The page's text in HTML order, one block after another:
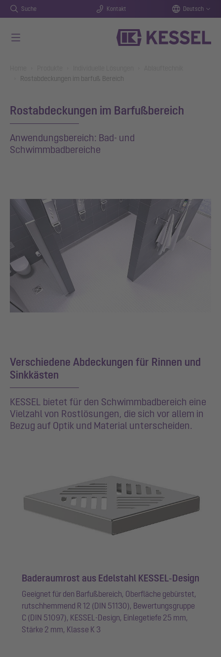
Suche Kontakt Deutsch
Rostabdeckungen im barfuß Bereich
Rostabdeckungen im Barfußbereich
Anwendungsbereich: Bad- und
Schwimmbadbereiche
Verschiedene Abdeckungen für Rinnen und
Sinkkästen
KESSEL bietet für den Schwimmbadbereich eine
Vielzahl von Rostlösungen, die sich vor allem in
Bezug auf Optik und Material unterscheiden.
Baderaumrost aus Edelstahl KESSEL‑Design
Geeignet für den Barfußbereich, Oberfläche gebürstet,
rutschhemmend R 12 (DIN 51130), Bewertungsgruppe
C (DIN 51097), KESSEL-Design, Einlegetiefe 25 mm,
Stärke 2 mm, Klasse K 3